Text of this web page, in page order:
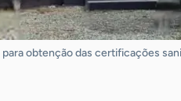
obtenção das certificações